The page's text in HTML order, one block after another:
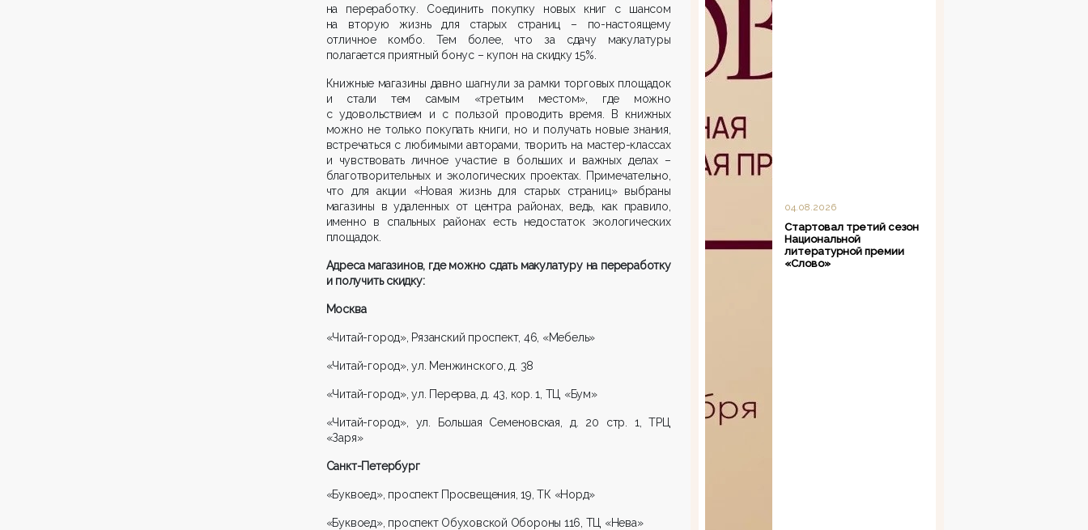
на переработку. Соединить покупку новых книг с шансом
на вторую жизнь для старых страниц – по-настоящему
отличное комбо. Тем более, что за сдачу макулатуры
полагается приятный бонус – купон на скидку 15%.
Книжные магазины давно шагнули за рамки торговых площадок
и стали тем самым «третьим местом», где можно
с удовольствием и с пользой проводить время. В книжных
можно не только покупать книги, но и получать новые знания,
встречаться с любимыми авторами, творить на мастер-классах
и чувствовать личное участие в больших и важных делах –
благотворительных и экологических проектах. Примечательно,
что для акции «Новая жизнь для старых страниц» выбраны
магазины в удаленных от центра районах, ведь, как правило,
именно в спальных районах есть недостаток экологических
площадок.
Адреса магазинов, где можно сдать макулатуру на переработку
и получить скидку:
Москва
«Читай-город», Рязанский проспект, 46, «Мебель»
«Читай-город», ул. Менжинского, д. 38
«Читай-город», ул. Перерва, д. 43, кор. 1, ТЦ «Бум»
«Читай-город», ул. Большая Семеновская, д. 20 стр. 1, ТРЦ
«Заря»
Санкт-Петербург
«Буквоед», проспект Просвещения, 19, ТК «Норд»
«Буквоед», проспект Обуховской Обороны 116, ТЦ «Нева»
04.08.2026
Стартовал третий сезон
Национальной
литературной премии
«Слово»